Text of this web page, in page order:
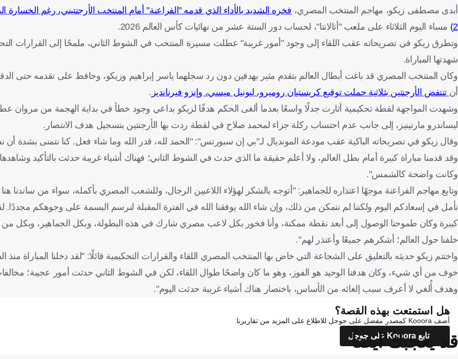
أبدى مصطفى زيكو، مهاجم المنتخب المصري،
2) مساء اليوم الثلاثاء على ملعب "أتالانتا"، لحساب دور الستة عشر من نهائيات كأس العالم 2026.
وتطرق زيكو في تصريحاته عقب اللقاء إلى وجود "أمور غريبة" عطلت مسيرة المنتخب في الشوط الثاني، ملمحًا إلى القرارات
شهدتها المباراة.
أن تنتفض الأرجنتين بثلاثية حملت توقيع كريستيان روميرو، ليونيل ميسي، وإنزو فيرنانديز .
وشهدت المواجهة لقطة تحكيمية أثارت جدلًا واسعًا بعدما ألغى الحكم هدفًا لزيكو بداعي وجود خطأ في بداية الهجمة من مروان
ليساندرو مارتينيز، إلى جانب عدم احتساب ركلة جزاء لمحمد صلاح في لقطة ردت بها الأرجنتين بتسجيل هدف الانتصار.
وقال زيكو في تصريحاته الباكية عقب مودعة المونديال لـ"بي إن سبورتس": "الحمد لله، قدر الله وما شاء فعل. كنا نتمنى بشدة أن
وقد قدمنا مباراة كبيرة أمام بطل العالم، ولا أعلم حقيقة ما الذي حدث في الشوط الثاني؛ فهناك أشياء غريبة حدثت بالتأكيد وشاهدها
وكانت واضحة كالشمس".
وتابع مهاجم الفراعنة موجهًا اعتذاره للجماهير: "أتوجه بالشكر لهؤلاء اللاعبين الرجال، وللشعب المصري بأكمله، سواء من ساندنا
نأمل في إسعادكم اليوم ولكننا لم نتمكن من ذلك، وإن شاء الله يوفقنا الله في الفترة المقبلة لنرسم البسمة على وجوهكم مجددًا.
كبيرة وكان طموحنا الوصول إلى أبعد نقطة ممكنة، وأنا فخور بكل لاعب مصري شارك في هذه البطولة، وبكل الجماهير، وبكل
خلفنا حول العالم؛ أشكرهم جميعًا وأعتذر لهم".
واختتم زيكو حديثه بالتعليق على الشجاعة التي خاض بها المنتخب المصري اللقاء والقرارات التحكيمية قائلًا: "لقد دخلنا المباراة منذ
خوف من أي شيء، وكان هدفنا الوحيد هو الفوز، وهو ما كان واضحًا طوال اللقاء، لكن في الشوط الثاني حدثت أمور عجيبة؛
وهدف أُلغي لا أعرف سبب إلغائه من الأساس، باختصار هناك أشياء غريبة حدثت اليوم".
هل استمتعت بهذه القصة؟
أضف Kooora كمصدر مفضل على جوجل للاطلاع على المزيد من تقاريرنا
تابع Kooora على جوجل
قد يعجبك أيضاً